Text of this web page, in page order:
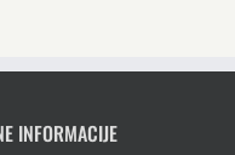
INFORMACIJE